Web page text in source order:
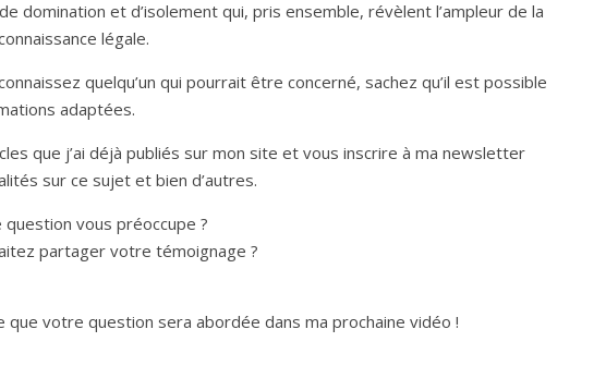
domination et d’isolement qui, pris ensemble, révèlent l’ampleur de la
légale.
quelqu’un qui pourrait être concerné, sachez qu’il est possible
adaptées.
que j’ai déjà publiés sur mon site et vous inscrire à ma newsletter
sur ce sujet et bien d’autres.
question vous préoccupe ?
partager votre témoignage ?
votre question sera abordée dans ma prochaine vidéo !